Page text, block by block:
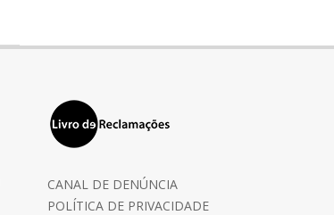
CANAL DE DENÚNCIA
POLÍTICA DE PRIVACIDADE